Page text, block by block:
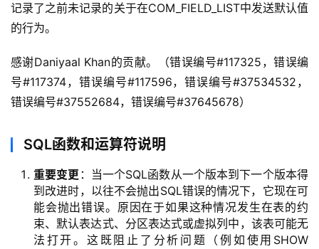
记录了之前未记录的关于在COM_FIELD_LIST中发送默认值
的行为。
感谢Daniyaal Khan的贡献。（错误编号#117325，错误编
号#117374，错误编号#117596，错误编号#37534532，
错误编号#37552684，错误编号#37645678）
SQL函数和运算符说明
重要变更 ：当一个SQL函数从一个版本到下一个版本得
到改进时，以往不会抛出SQL错误的情况下，它现在可
能会抛出错误。原因在于如果这种情况发生在表的约
束、默认表达式、分区表达式或虚拟列中，该表可能无
法打开。这既阻止了分析问题（例如使用SHOW